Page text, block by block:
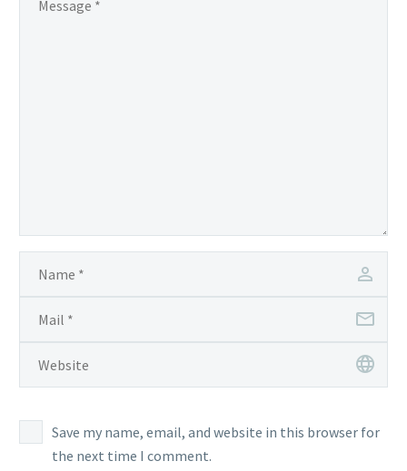
Save my name, email, and website in this browser for
the next time I comment.